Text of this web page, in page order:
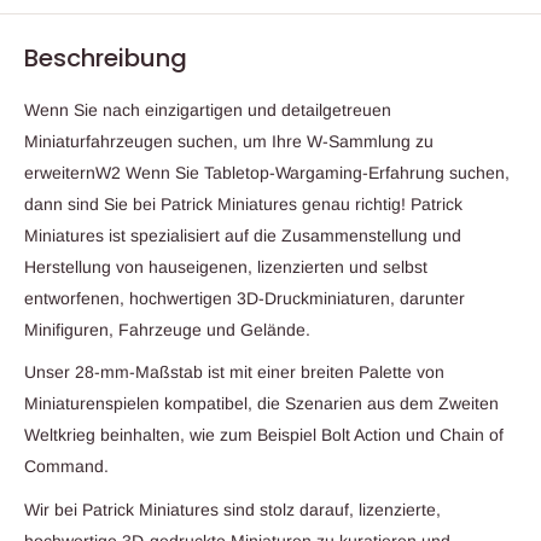
Beschreibung
Wenn Sie nach einzigartigen und detailgetreuen
Miniaturfahrzeugen suchen, um Ihre W-Sammlung zu
erweiternW2 Wenn Sie Tabletop-Wargaming-Erfahrung suchen,
dann sind Sie bei Patrick Miniatures genau richtig! Patrick
Miniatures ist spezialisiert auf die Zusammenstellung und
Herstellung von hauseigenen, lizenzierten und selbst
entworfenen, hochwertigen 3D-Druckminiaturen, darunter
Minifiguren, Fahrzeuge und Gelände.
Unser 28-mm-Maßstab ist mit einer breiten Palette von
Miniaturenspielen kompatibel, die Szenarien aus dem Zweiten
Weltkrieg beinhalten, wie zum Beispiel Bolt Action und Chain of
Command.
Wir bei Patrick Miniatures sind stolz darauf, lizenzierte,